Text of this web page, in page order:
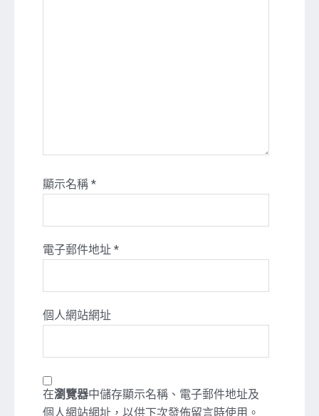
顯示名稱 *
電子郵件地址 *
個人網站網址
在瀏覽器中儲存顯示名稱、電子郵件地址及
個人網站網址，以供下次發佈留言時使用。